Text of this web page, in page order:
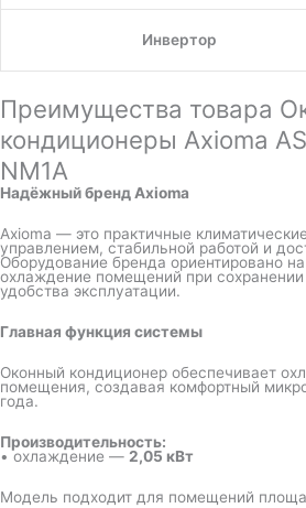
Инвертор
Преимущества товара
кондиционеры Axioma
NM1A
Надёжный бренд Axioma
Axioma — это практичные
управлением, стабильной работой и
Оборудование бренда ориентировано
охлаждение помещений при
удобства эксплуатации.
Главная функция системы
Оконный кондиционер обеспечивает
помещения, создавая комфортный
года.
Производительность:
• охлаждение — 2,05 кВт
Модель подходит для помещений